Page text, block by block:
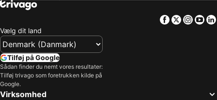
Facebook
Twitter
Vælg dit land
Tilføj på Google
Sådan finder du nemt vores resultater:
Tilføj trivago som foretrukken kilde på
Google.
Virksomhed